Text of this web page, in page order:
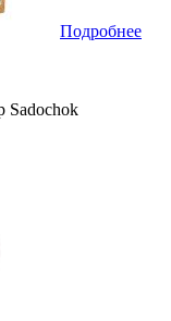
Подробнее
Sadochok